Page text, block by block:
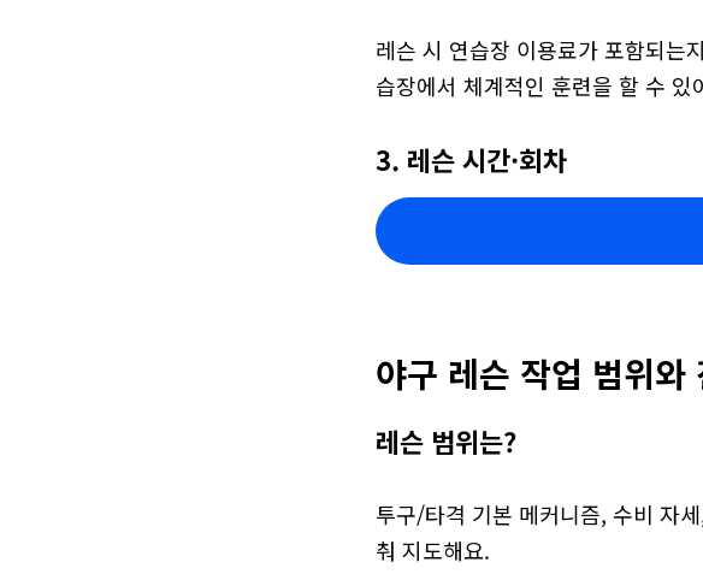
레슨 시 연습장 이용료가 포함되는
습장에서 체계적인 훈련을 할 수 있
3. 레슨 시간·회차
야구 레슨 작업 범위와
레슨 범위는?
투구/타격 기본 메커니즘, 수비 자
춰 지도해요.